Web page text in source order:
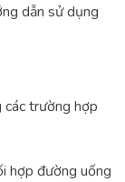
dẫn sử dụng
trường hợp
hợp đường uống